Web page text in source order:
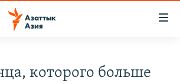
которого больше